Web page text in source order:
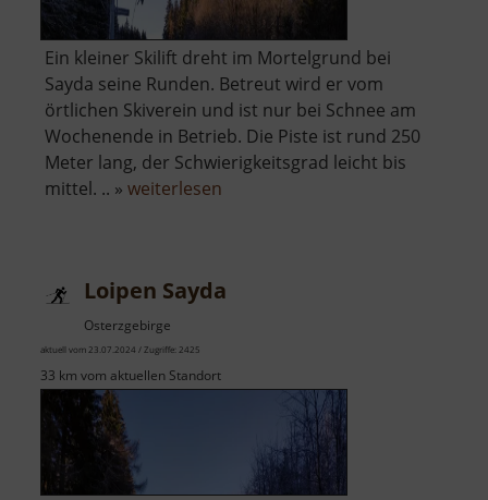
Ein kleiner Skilift dreht im Mortelgrund bei
Sayda seine Runden. Betreut wird er vom
örtlichen Skiverein und ist nur bei Schnee am
Wochenende in Betrieb. Die Piste ist rund 250
Meter lang, der Schwierigkeitsgrad leicht bis
mittel. .. » weiterlesen
Mortelgrund
Loipen Sayda
Osterzgebirge
aktuell vom 23.07.2024 / Zugriffe: 2425
33 km vom aktuellen Standort